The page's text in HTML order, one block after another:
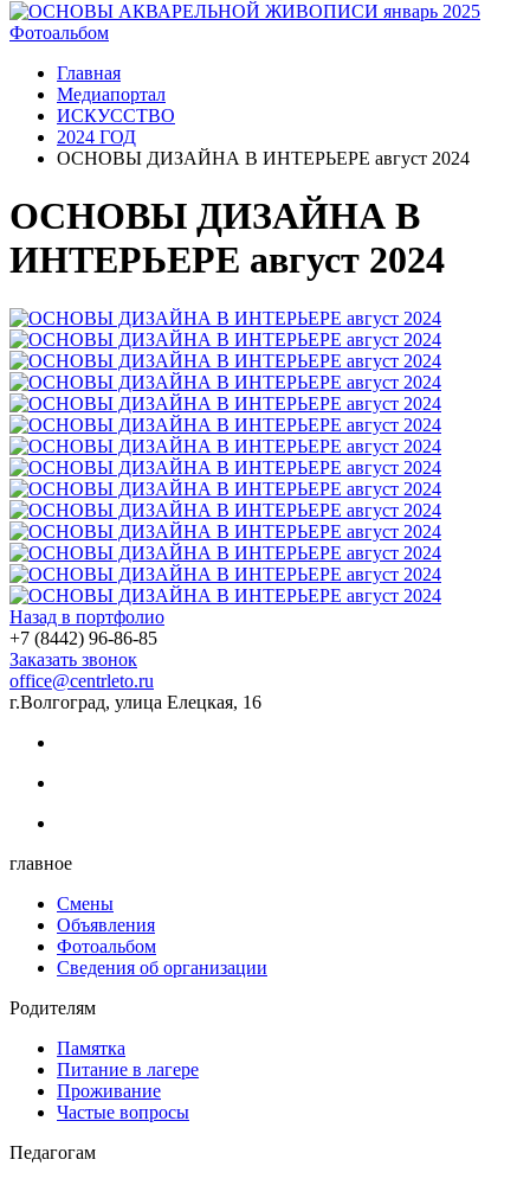
Фотоальбом
Главная
Медиапортал
ИСКУССТВО
2024 ГОД
ОСНОВЫ ДИЗАЙНА В ИНТЕРЬЕРЕ август 2024
ОСНОВЫ ДИЗАЙНА В
ИНТЕРЬЕРЕ август 2024
Назад в портфолио
+7 (8442) 96-86-85
Заказать звонок
office@centrleto.ru
г.Волгоград, улица Елецкая, 16
главное
Смены
Объявления
Фотоальбом
Сведения об организации
Родителям
Памятка
Питание в лагере
Проживание
Частые вопросы
Педагогам